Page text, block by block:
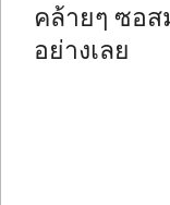
คล้ายๆ ซอส
อย่างเลย